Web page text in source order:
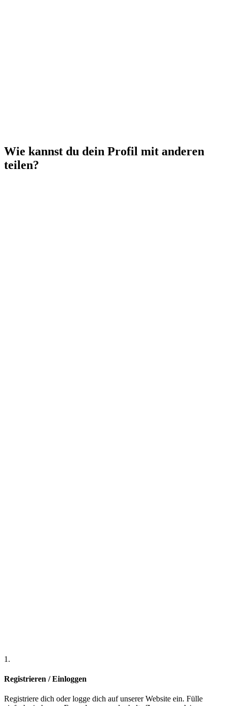
Wie kannst du dein Profil mit anderen
teilen?
1.
Registrieren / Einloggen
Registriere dich oder logge dich auf unserer Website ein. Fülle